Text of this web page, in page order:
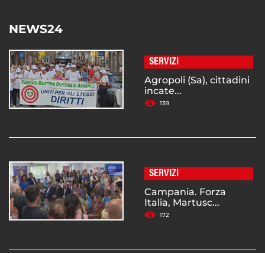
NEWS24
SERVIZI
Agropoli (Sa), cittadini
incate...
139
SERVIZI
Campania. Forza
Italia, Martusc...
172